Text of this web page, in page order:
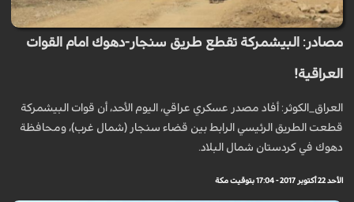
مصادر: البيشمركة تقطع طريق سنجار-دهوك امام القوات
العراقية!
العراق_الكوثر: أفاد مصدر عسكري عراقي، اليوم الأحد، أن قوات البيشمركة
قطعت الطريق الرئيسي الرابط بين قضاء سنجار (شمال غرب)، ومحافظة
دهوك في كردستان شمال البلاد.
الأحد 22 أكتوبر 2017 - 17:04 بتوقيت مكة